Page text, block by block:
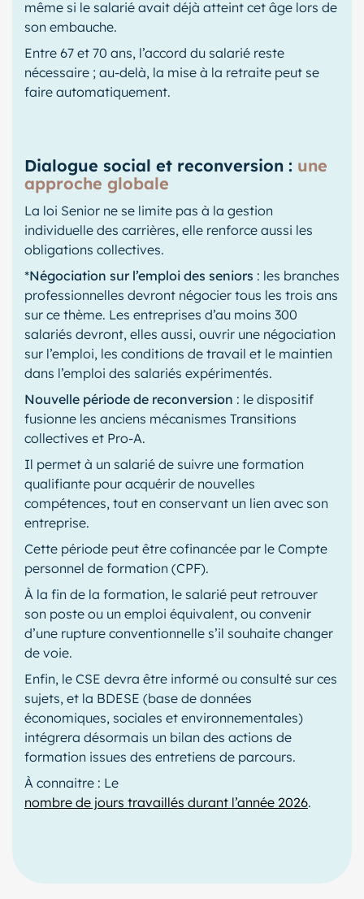
même si le salarié avait déjà atteint cet âge lors de
son embauche.
Entre 67 et 70 ans, l’accord du salarié reste
nécessaire ; au-delà, la mise à la retraite peut se
faire automatiquement.
Dialogue social et reconversion : une
approche globale
La loi Senior ne se limite pas à la gestion
individuelle des carrières, elle renforce aussi les
obligations collectives.
*Négociation sur l’emploi des seniors : les branches
professionnelles devront négocier tous les trois ans
sur ce thème. Les entreprises d’au moins 300
salariés devront, elles aussi, ouvrir une négociation
sur l’emploi, les conditions de travail et le maintien
dans l’emploi des salariés expérimentés.
Nouvelle période de reconversion : le dispositif
fusionne les anciens mécanismes Transitions
collectives et Pro-A.
Il permet à un salarié de suivre une formation
qualifiante pour acquérir de nouvelles
compétences, tout en conservant un lien avec son
entreprise.
Cette période peut être cofinancée par le Compte
personnel de formation (CPF).
À la fin de la formation, le salarié peut retrouver
son poste ou un emploi équivalent, ou convenir
d’une rupture conventionnelle s’il souhaite changer
de voie.
Enfin, le CSE devra être informé ou consulté sur ces
sujets, et la BDESE (base de données
économiques, sociales et environnementales)
intégrera désormais un bilan des actions de
formation issues des entretiens de parcours.
À connaitre : Le
nombre de jours travaillés durant l’année 2026.